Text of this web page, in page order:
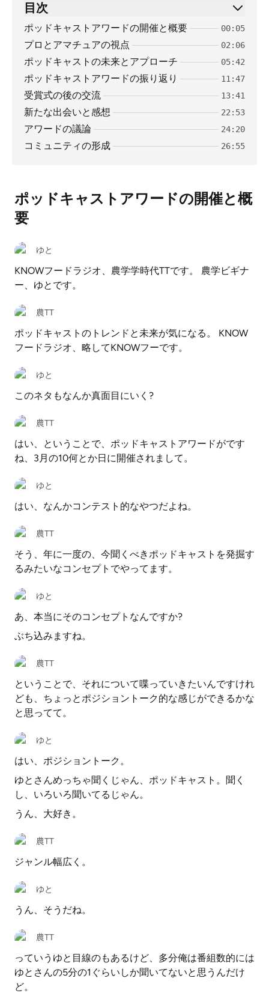
目次
ポッドキャストアワードの開催と概要 00:05
プロとアマチュアの視点 02:06
ポッドキャストの未来とアプローチ 05:42
ポッドキャストアワードの振り返り 11:47
受賞式の後の交流 13:41
新たな出会いと感想 22:53
アワードの議論 24:20
コミュニティの形成 26:55
ポッドキャストアワードの開催と概
要
ゆと
KNOWフードラジオ、農学学時代TTです。 農学ビギナ
ー、ゆとです。
農TT
ポッドキャストのトレンドと未来が気になる。 KNOW
フードラジオ、略してKNOWフーです。
ゆと
このネタもなんか真面目にいく?
農TT
はい、ということで、ポッドキャストアワードがです
ね、3月の10何とか日に開催されまして。
ゆと
はい、なんかコンテスト的なやつだよね。
農TT
そう、年に一度の、今聞くべきポッドキャストを発掘す
るみたいなコンセプトでやってます。
ゆと
あ、本当にそのコンセプトなんですか?
ぶち込みますね。
農TT
ということで、それについて喋っていきたいんですけれ
ども、ちょっとポジショントーク的な感じができるかな
と思ってて。
ゆと
はい、ポジショントーク。
ゆとさんめっちゃ聞くじゃん、ポッドキャスト。聞く
し、いろいろ聞いてるじゃん。
うん、大好き。
農TT
ジャンル幅広く。
ゆと
うん、そうだね。
農TT
っていうゆと目線のもあるけど、多分俺は番組数的には
ゆとさんの5分の1ぐらいしか聞いてないと思うんだけ
ど。